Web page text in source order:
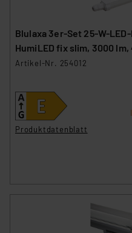
Blulaxa 3er-Set 25-W-
HumiLED fix slim, 3000 lm,
Artikel-Nr. 254012
Produktdatenblatt